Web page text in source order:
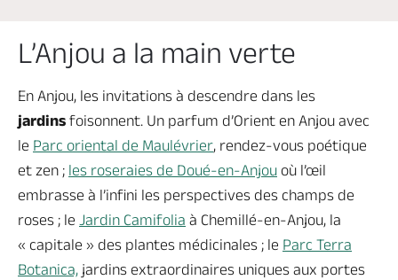
L’Anjou a la main verte
En Anjou, les invitations à descendre dans les
jardins foisonnent. Un parfum d’Orient en Anjou avec
le Parc oriental de Maulévrier, rendez-vous poétique
et zen ; les roseraies de Doué-en-Anjou où l’œil
embrasse à l’infini les perspectives des champs de
roses ; le Jardin Camifolia à Chemillé-en-Anjou, la
« capitale » des plantes médicinales ; le Parc Terra
Botanica, jardins extraordinaires uniques aux portes